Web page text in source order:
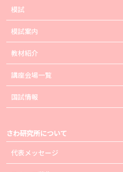
模試
模試案内
教材紹介
講座会場一覧
国試情報
さわ研究所について
代表メッセージ